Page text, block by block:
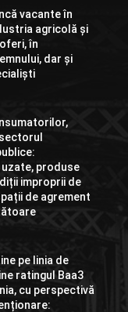
vacante în
agricolă și
în
dar și
produse
improprii de
de agrement
pe linia de
ratingul Baa3
cu perspectivă